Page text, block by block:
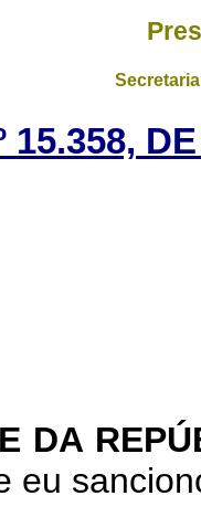
15.358,
DA
eu